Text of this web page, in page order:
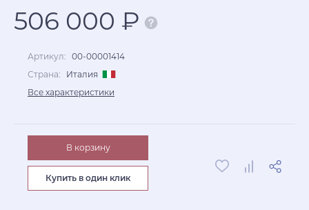
506 000 ₽
Артикул: 00-00001414
Страна:
Италия
Все характеристики
В корзину
Купить в один клик